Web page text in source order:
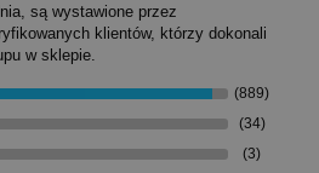
są wystawione przez
klientów, którzy dokonali
w sklepie.
(889)
(34)
(3)